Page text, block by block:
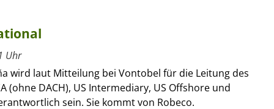
Uhr
wird laut Mitteilung bei Vontobel für die Leitung des
(ohne DACH), US Intermediary, US Offshore und
sein. Sie kommt von Robeco.